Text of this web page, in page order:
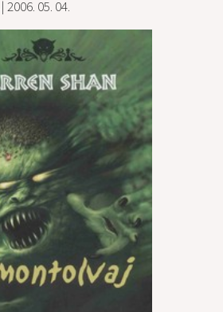
| 2006. 05. 04.